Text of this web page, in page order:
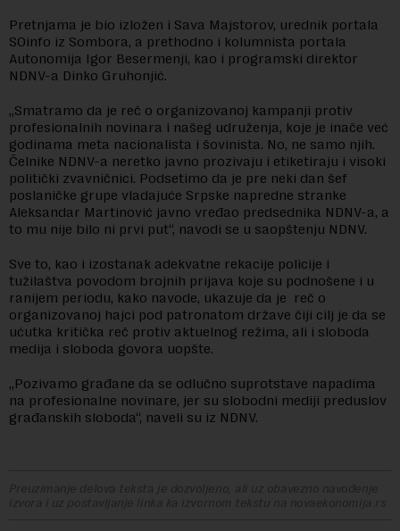
Pretnjama je bio izložen i Sava Majstorov, urednik portala
SOinfo iz Sombora, a prethodno i kolumnista portala
Autonomija Igor Besermenji, kao i programski direktor
NDNV-a Dinko Gruhonjić.
„Smatramo da je reč o organizovanoj kampanji protiv
profesionalnih novinara i našeg udruženja, koje je inače već
godinama meta nacionalista i šovinista. No, ne samo njih.
Čelnike NDNV-a neretko javno prozivaju i etiketiraju i visoki
politički zvavničnici. Podsetimo da je pre neki dan šef
poslaničke grupe vladajuće Srpske napredne stranke
Aleksandar Martinović javno vređao predsednika NDNV-a, a
to mu nije bilo ni prvi put“, navodi se u saopštenju NDNV.
Sve to, kao i izostanak adekvatne rekacije policije i
tužilaštva povodom brojnih prijava koje su podnošene i u
ranijem periodu, kako navode, ukazuje da je reč o
organizovanoj hajci pod patronatom države čiji cilj je da se
ućutka kritička reč protiv aktuelnog režima, ali i sloboda
medija i sloboda govora uopšte.
„Pozivamo građane da se odlučno suprotstave napadima
na profesionalne novinare, jer su slobodni mediji preduslov
građanskih sloboda“, naveli su iz NDNV.
Preuzimanje delova teksta je dozvoljeno, ali uz obavezno navođenje
izvora i uz postavljanje linka ka izvornom tekstu na novaekonomija.rs